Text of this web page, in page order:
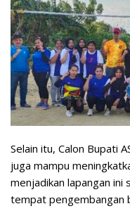
Selain itu, Calon Bupati
juga mampu
menjadikan lapangan ini
tempat pengembangan